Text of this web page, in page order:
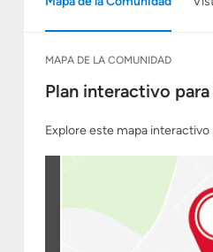
MAPA DE LA COMUNIDAD
Plan interactivo
Explore este mapa